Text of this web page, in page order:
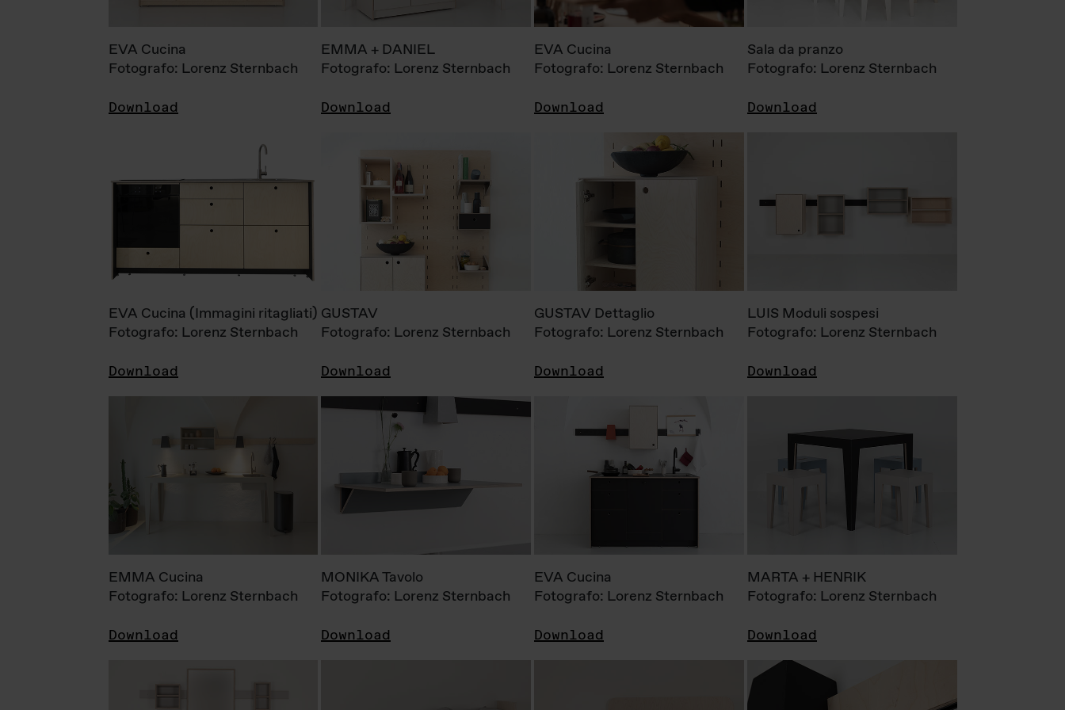
EVA Cucina
Fotografo: Lorenz Sternbach
Download
EMMA + DANIEL
Fotografo: Lorenz Sternbach
Download
EVA Cucina
Fotografo: Lorenz Sternbach
Download
Sala da pranzo
Fotografo: Lorenz Sternbach
Download
EVA Cucina (Immagini ritagliati)
Fotografo: Lorenz Sternbach
Download
GUSTAV
Fotografo: Lorenz Sternbach
Download
GUSTAV Dettaglio
Fotografo: Lorenz Sternbach
Download
LUIS Moduli sospesi
Fotografo: Lorenz Sternbach
Download
EMMA Cucina
Fotografo: Lorenz Sternbach
Download
MONIKA Tavolo
Fotografo: Lorenz Sternbach
Download
EVA Cucina
Fotografo: Lorenz Sternbach
Download
MARTA + HENRIK
Fotografo: Lorenz Sternbach
Download